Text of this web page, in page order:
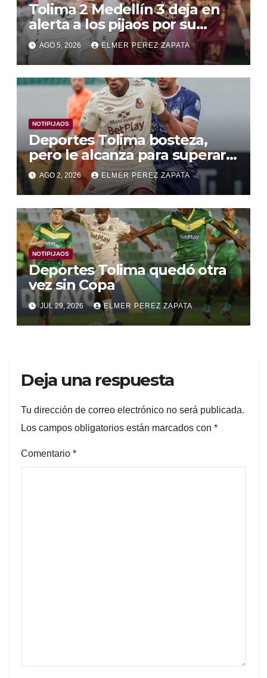
Tolima 2 Medellín 3 deja en
alerta a los pijaos por su
fútbol irregular
AGO 5, 2026 ELMER PEREZ ZAPATA
NOTIPIJAOS
Deportes Tolima bosteza,
pero le alcanza para superar a
Alianza Valledupar 2 A 1
AGO 2, 2026 ELMER PEREZ ZAPATA
NOTIPIJAOS
Deportes Tolima quedó otra
vez sin Copa
JUL 29, 2026 ELMER PEREZ ZAPATA
Deja una respuesta
Tu dirección de correo electrónico no será publicada.
Los campos obligatorios están marcados con *
Comentario *